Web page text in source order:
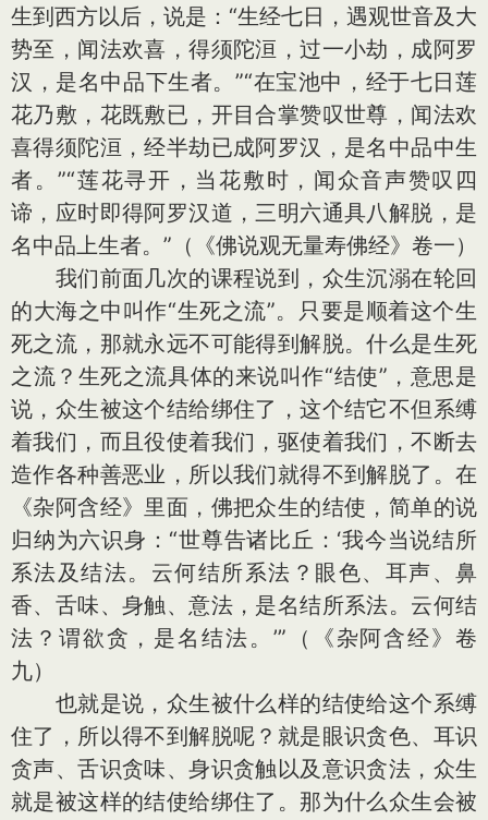
生到西方以后，说是：“生经七日，遇观世音及大
势至，闻法欢喜，得须陀洹，过一小劫，成阿罗
汉，是名中品下生者。”“在宝池中，经于七日莲
花乃敷，花既敷已，开目合掌赞叹世尊，闻法欢
喜得须陀洹，经半劫已成阿罗汉，是名中品中生
者。”“莲花寻开，当花敷时，闻众音声赞叹四
谛，应时即得阿罗汉道，三明六通具八解脱，是
名中品上生者。”（《佛说观无量寿佛经》卷一）
我们前面几次的课程说到，众生沉溺在轮回
的大海之中叫作“生死之流”。只要是顺着这个生
死之流，那就永远不可能得到解脱。什么是生死
之流？生死之流具体的来说叫作“结使”，意思是
说，众生被这个结给绑住了，这个结它不但系缚
着我们，而且役使着我们，驱使着我们，不断去
造作各种善恶业，所以我们就得不到解脱了。在
《杂阿含经》里面，佛把众生的结使，简单的说
归纳为六识身：“世尊告诸比丘：‘我今当说结所
系法及结法。云何结所系法？眼色、耳声、鼻
香、舌味、身触、意法，是名结所系法。云何结
法？谓欲贪，是名结法。’”（《杂阿含经》卷
九）
也就是说，众生被什么样的结使给这个系缚
住了，所以得不到解脱呢？就是眼识贪色、耳识
贪声、舌识贪味、身识贪触以及意识贪法，众生
就是被这样的结使给绑住了。那为什么众生会被